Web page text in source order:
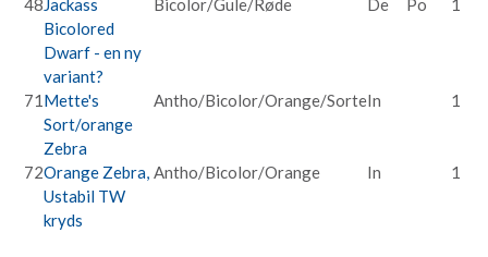
48Jackass
Bicolored
Dwarf - en ny
variant?
Bicolor/Gule/Røde De Po 1
71Mette's
Sort/orange
Zebra
Antho/Bicolor/Orange/SorteIn 1
72Orange Zebra,
Ustabil TW
kryds
Antho/Bicolor/Orange In 1